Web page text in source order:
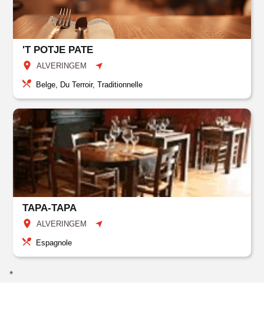
'T POTJE PATE
ALVERINGEM
Belge, Du Terroir, Traditionnelle
TAPA-TAPA
ALVERINGEM
Espagnole
*